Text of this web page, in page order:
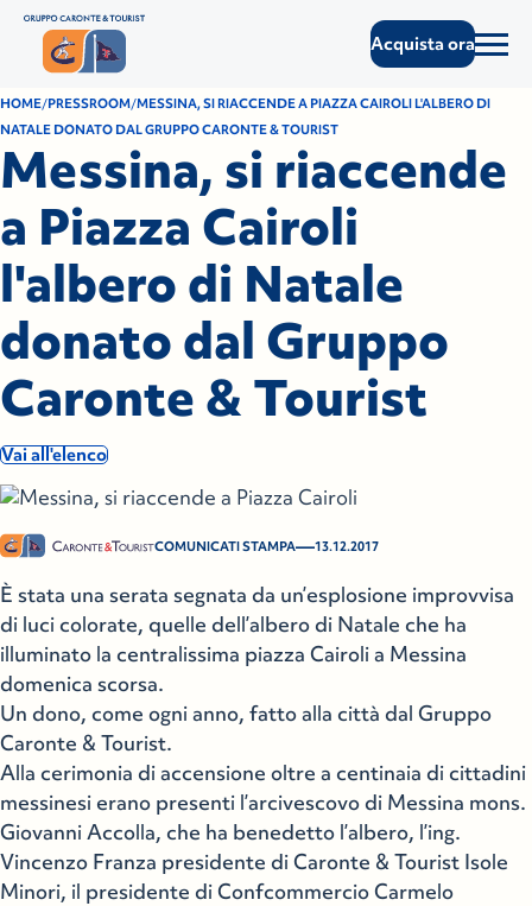
Acquista ora
HOME PRESSROOM MESSINA, SI RIACCENDE A PIAZZA CAIROLI L'ALBERO DI
NATALE DONATO DAL GRUPPO CARONTE & TOURIST
Messina, si riaccende
a Piazza Cairoli
l'albero di Natale
donato dal Gruppo
Caronte & Tourist
Vai all'elenco
COMUNICATI STAMPA—13.12.2017
È stata una serata segnata da un’esplosione improvvisa
di luci colorate, quelle dell’albero di Natale che ha
illuminato la centralissima piazza Cairoli a Messina
domenica scorsa.
Un dono, come ogni anno, fatto alla città dal Gruppo
Caronte & Tourist.
Alla cerimonia di accensione oltre a centinaia di cittadini
messinesi erano presenti l’arcivescovo di Messina mons.
Giovanni Accolla, che ha benedetto l’albero, l’ing.
Vincenzo Franza presidente di Caronte & Tourist Isole
Minori, il presidente di Confcommercio Carmelo